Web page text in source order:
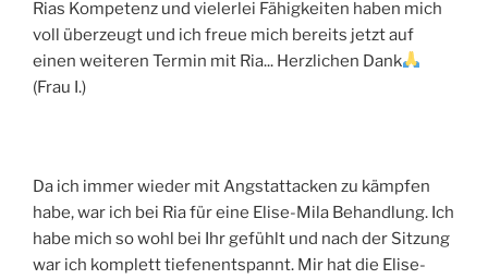
Rias Kompetenz und vielerlei Fähigkeiten haben mich
voll überzeugt und ich freue mich bereits jetzt auf
einen weiteren Termin mit Ria... Herzlichen Dank
(Frau I.)
Da ich immer wieder mit Angstattacken zu kämpfen
habe, war ich bei Ria für eine Elise-Mila Behandlung. Ich
habe mich so wohl bei Ihr gefühlt und nach der Sitzung
war ich komplett tiefenentspannt. Mir hat die Elise-